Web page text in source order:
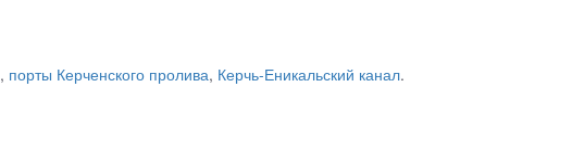
, порты Керченского пролива, Керчь-Еникальский канал.